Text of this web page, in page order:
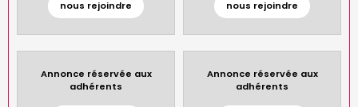
nous rejoindre nous rejoindre
Annonce réservée aux
adhérents
Annonce réservée aux
adhérents